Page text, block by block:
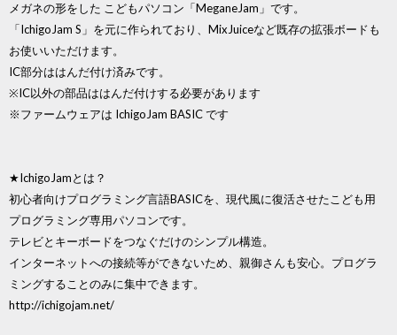
メガネの形をした こどもパソコン「MeganeJam」です。
「IchigoJam S」を元に作られており、MixJuiceなど既存の拡張ボードも
お使いいただけます。
IC部分ははんだ付け済みです。
※IC以外の部品ははんだ付けする必要があります
※ファームウェアは IchigoJam BASIC です
★IchigoJamとは？
初心者向けプログラミング言語BASICを、現代風に復活させたこども用
プログラミング専用パソコンです。
テレビとキーボードをつなぐだけのシンプル構造。
インターネットへの接続等ができないため、親御さんも安心。プログラ
ミングすることのみに集中できます。
http://ichigojam.net/